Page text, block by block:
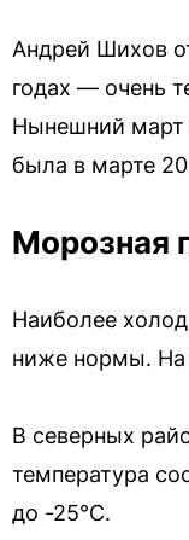
Андрей Шихов
годах — очень
Нынешний март
была в марте
Морозная
Наиболее
ниже нормы. На
В северных
температура
до -25°C.